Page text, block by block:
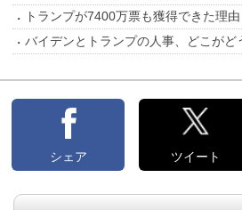
トランプが7400万票も獲得できた理由
バイデンとトランプの人事、どこがど
シェア ツイート